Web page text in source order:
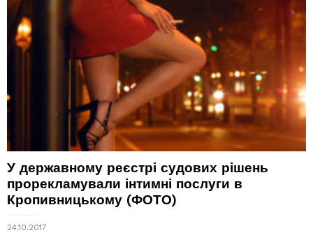
У державному реєстрі судових рішень
прорекламували інтимні послуги в
Кропивницькому (ФОТО)
24.10.2017